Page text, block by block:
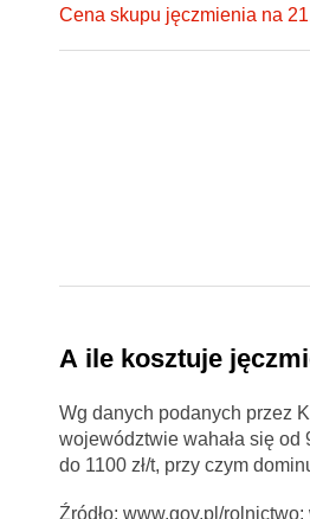
Cena skupu jęczmienia na
A ile kosztuje
Wg danych podanych przez
województwie wahała się od
do 1100 zł/t, przy czym
Źródło: www.gov.pl/